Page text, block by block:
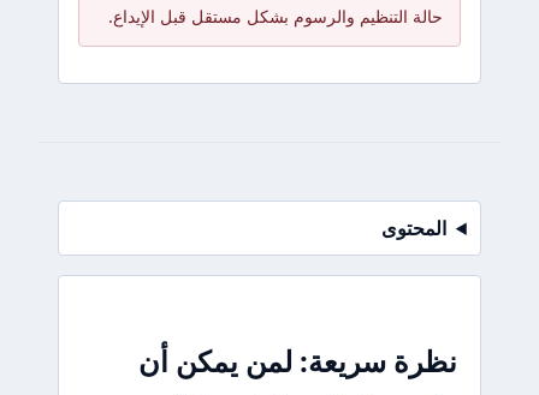
التنظيم والرسوم بشكل مستقل قبل الإيداع.
سريعة: لمن يمكن أن